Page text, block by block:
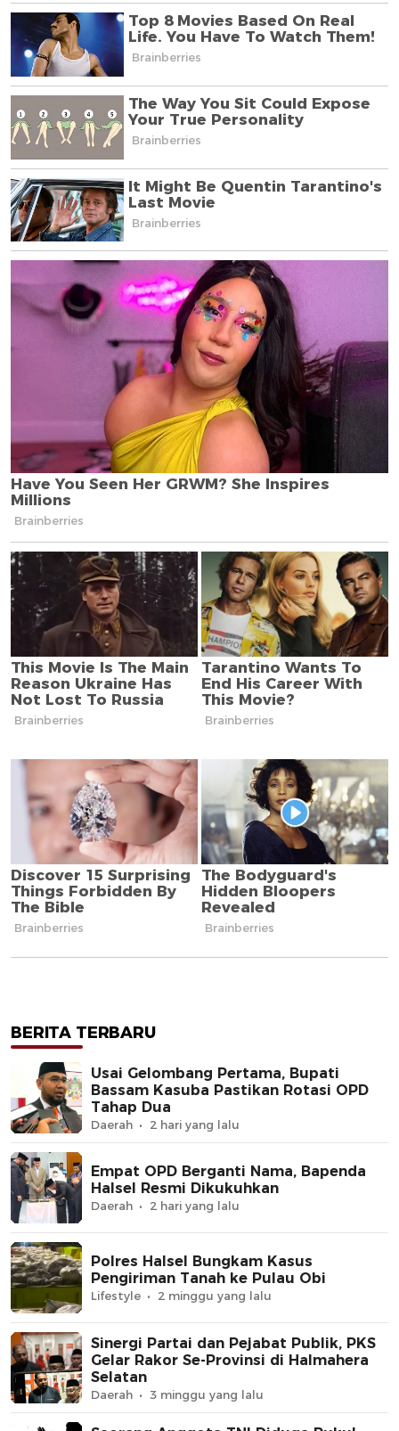
BERITA TERBARU
Usai Gelombang Pertama, Bupati
Bassam Kasuba Pastikan Rotasi OPD
Tahap Dua
Daerah 2 hari yang lalu
Empat OPD Berganti Nama, Bapenda
Halsel Resmi Dikukuhkan
Daerah 2 hari yang lalu
Polres Halsel Bungkam Kasus
Pengiriman Tanah ke Pulau Obi
Lifestyle 2 minggu yang lalu
Sinergi Partai dan Pejabat Publik, PKS
Gelar Rakor Se-Provinsi di Halmahera
Selatan
Daerah 3 minggu yang lalu